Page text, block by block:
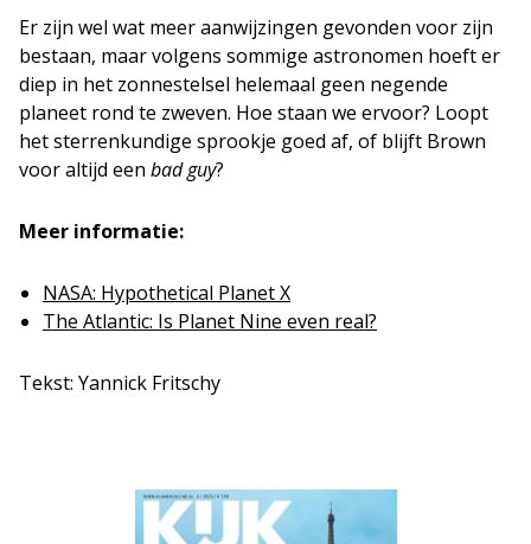
Er zijn wel wat meer aanwijzingen gevonden voor zijn
bestaan, maar volgens sommige astronomen hoeft er
diep in het zonnestelsel helemaal geen negende
planeet rond te zweven. Hoe staan we ervoor? Loopt
het sterrenkundige sprookje goed af, of blijft Brown
voor altijd een bad guy?
Meer informatie:
NASA: Hypothetical Planet X
The Atlantic: Is Planet Nine even real?
Tekst: Yannick Fritschy